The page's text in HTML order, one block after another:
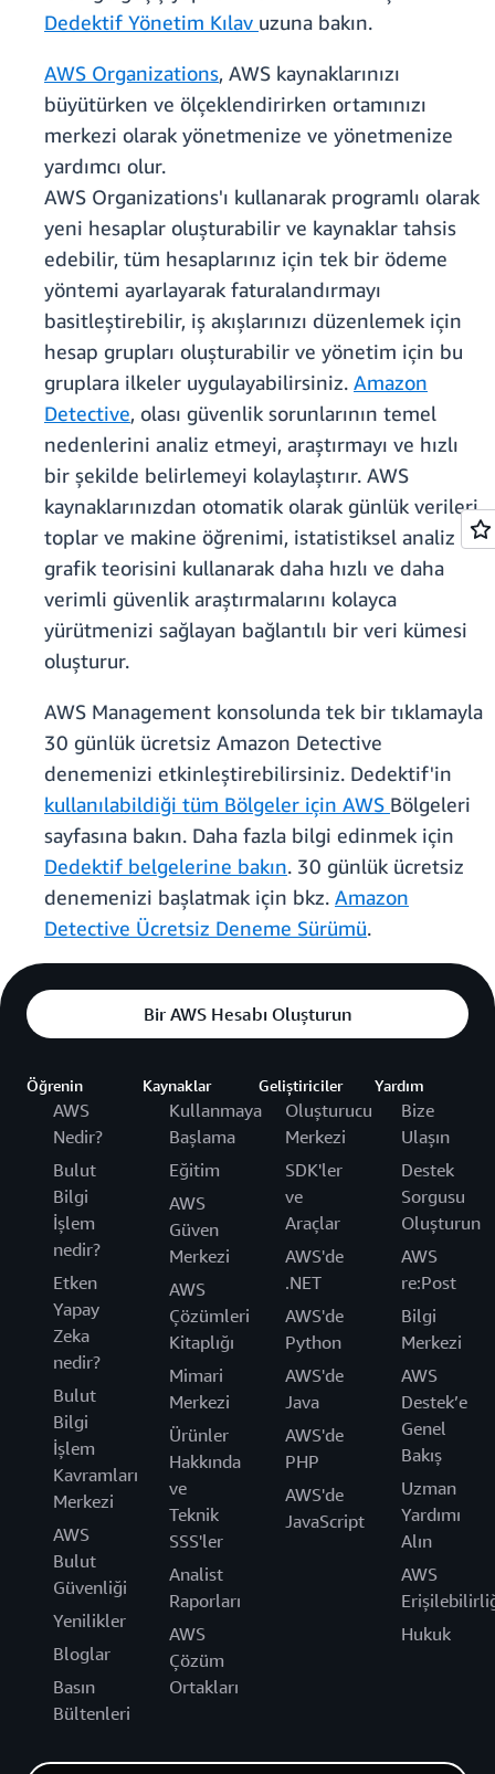
Dedektif Yönetim Kılav uzuna bakın.
AWS Organizations, AWS kaynaklarınızı
büyütürken ve ölçeklendirirken ortamınızı
merkezi olarak yönetmenize ve yönetmenize
yardımcı olur.
AWS Organizations'ı kullanarak programlı olarak
yeni hesaplar oluşturabilir ve kaynaklar tahsis
edebilir, tüm hesaplarınız için tek bir ödeme
yöntemi ayarlayarak faturalandırmayı
basitleştirebilir, iş akışlarınızı düzenlemek için
hesap grupları oluşturabilir ve yönetim için bu
gruplara ilkeler uygulayabilirsiniz. Amazon
Detective, olası güvenlik sorunlarının temel
nedenlerini analiz etmeyi, araştırmayı ve hızlı
bir şekilde belirlemeyi kolaylaştırır. AWS
kaynaklarınızdan otomatik olarak günlük verileri
toplar ve makine öğrenimi, istatistiksel analiz ve
grafik teorisini kullanarak daha hızlı ve daha
verimli güvenlik araştırmalarını kolayca
yürütmenizi sağlayan bağlantılı bir veri kümesi
oluşturur.
AWS Management konsolunda tek bir tıklamayla
30 günlük ücretsiz Amazon Detective
denemenizi etkinleştirebilirsiniz. Dedektif'in
kullanılabildiği tüm Bölgeler için AWS Bölgeleri
sayfasına bakın. Daha fazla bilgi edinmek için
Dedektif belgelerine bakın. 30 günlük ücretsiz
denemenizi başlatmak için bkz. Amazon
Detective Ücretsiz Deneme Sürümü.
Bir AWS Hesabı Oluşturun
Öğrenin
AWS
Nedir?
Bulut
Bilgi
İşlem
nedir?
Etken
Yapay
Zeka
nedir?
Bulut
Bilgi
İşlem
Kavramları
Merkezi
AWS
Bulut
Güvenliği
Yenilikler
Bloglar
Basın
Bültenleri
Kaynaklar
Kullanmaya
Başlama
Eğitim
AWS
Güven
Merkezi
AWS
Çözümleri
Kitaplığı
Mimari
Merkezi
Ürünler
Hakkında
ve
Teknik
SSS'ler
Analist
Raporları
AWS
Çözüm
Ortakları
Geliştiriciler
Oluşturucu
Merkezi
SDK'ler
ve
Araçlar
AWS'de
.NET
AWS'de
Python
AWS'de
Java
AWS'de
PHP
AWS'de
JavaScript
Yardım
Bize
Ulaşın
Destek
Sorgusu
Oluşturun
AWS
re:Post
Bilgi
Merkezi
AWS
Destek’e
Genel
Bakış
Uzman
Yardımı
Alın
AWS
Hukuk